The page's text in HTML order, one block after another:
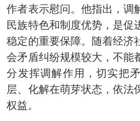
作者表示慰问。他指出，调
民族特色和制度优势，是促
稳定的重要保障。随着经济
会矛盾纠纷规模较大，不能
分发挥调解作用，切实把
层、化解在萌芽状态，依法
权益。